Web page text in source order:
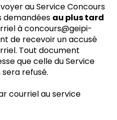
au Service Concours
demandées au plus tard
à concours@geipi-
de recevoir un accusé
Tout document
que celle du Service
refusé.
courriel au service